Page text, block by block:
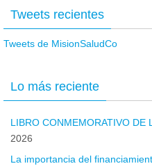
Tweets recientes
Tweets de MisionSaludCo
Lo más reciente
LIBRO CONMEMORATIVO DE
2026
La importancia del